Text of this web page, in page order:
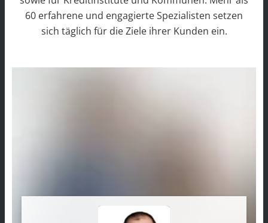
60 erfahrene und engagierte Spezialisten setzen
sich täglich für die Ziele ihrer Kunden ein.